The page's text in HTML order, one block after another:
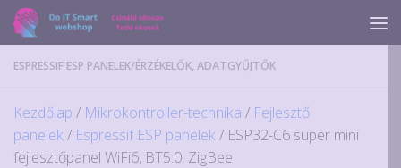
Skip to content
ESPRESSIF ESP PANELEK/ÉRZÉKELŐK, ADATGYŰJTŐK
Kezdőlap / Mikrokontroller-technika / Fejlesztő
panelek / Espressif ESP panelek / ESP32-C6 super mini
fejlesztőpanel WiFi6, BT5.0, ZigBee